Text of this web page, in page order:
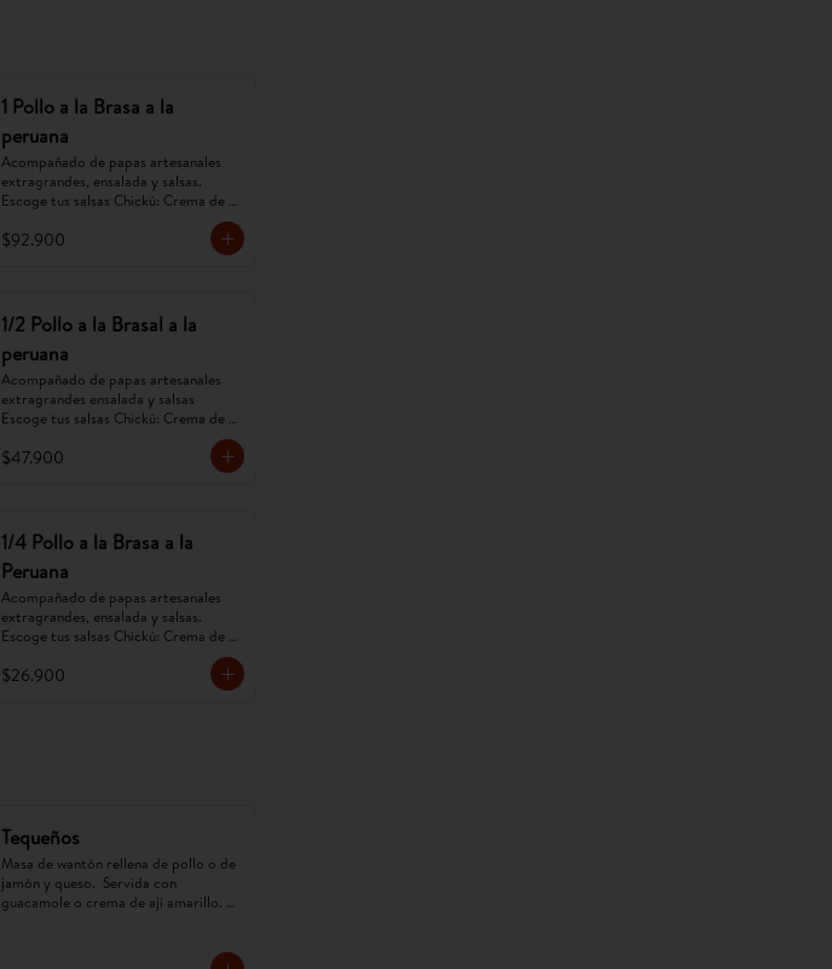
1 Pollo a la Brasa a la
peruana
Acompañado de papas artesanales
extragrandes, ensalada y salsas.
Escoge tus salsas Chickú: Crema de
(Imagen referencial, puede cambiar).
$92.900
1/2 Pollo a la Brasal a la
peruana
Acompañado de papas artesanales
extragrandes ensalada y salsas
Escoge tus salsas Chickú: Crema de
(Imagen referencial, puede cambiar).
$47.900
1/4 Pollo a la Brasa a la
Peruana
Acompañado de papas artesanales
extragrandes, ensalada y salsas.
Escoge tus salsas Chickú: Crema de
(Imagen referencial, puede cambiar).
$26.900
Tequeños
Masa de wantón rellena de pollo o de
jamón y queso.  Servida con
guacamole o crema de ají amarillo.